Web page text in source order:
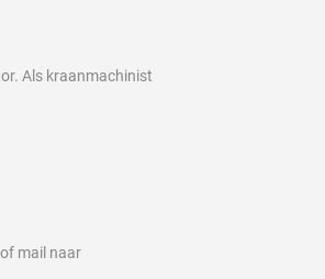
Als kraanmachinist
mail naar